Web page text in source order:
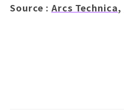
Source : Arcs Technica,